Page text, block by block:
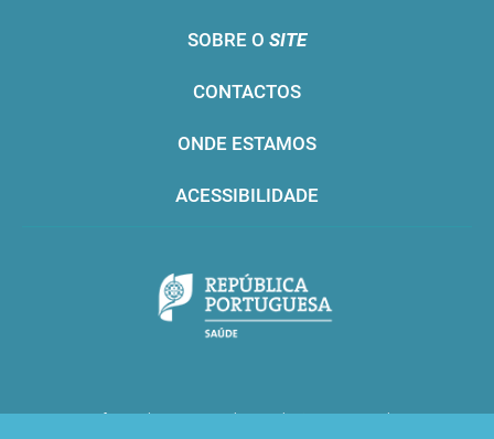
SOBRE O SITE
CONTACTOS
ONDE ESTAMOS
ACESSIBILIDADE
Infarmed © 2016. Todos os direitos reservados